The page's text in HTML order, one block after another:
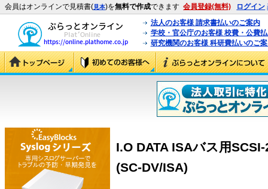
会員はオンラインで見積書(見本)を無料で作成できます 会員登録(無料) ログイン
法人のお客様 請求書払いのご案内
学校・官公庁のお客様 校費・公費
研究機関のお客様 科研費払いのご
I.O DATA ISAバス用
(SC-DV/ISA)